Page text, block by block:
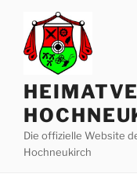
springen
Die offizielle Website
Hochneukirch